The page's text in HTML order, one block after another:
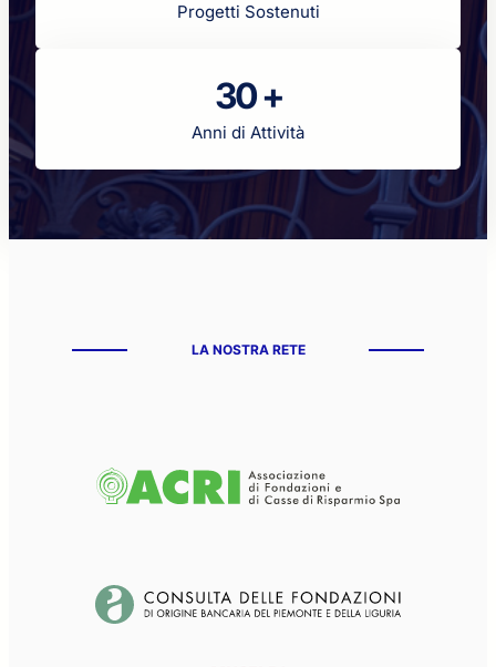
Progetti Sostenuti
30 +
Anni di Attività
LA NOSTRA RETE